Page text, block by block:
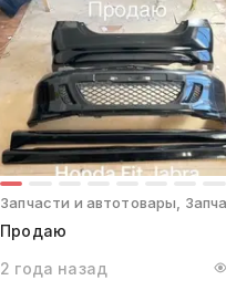
Запчасти и автотовары,
Продаю
2 года назад